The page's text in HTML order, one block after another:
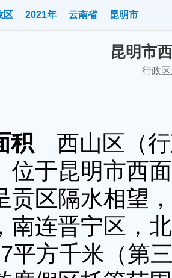
区 2021年 云南省 昆明市
昆明市
行政
积 西山区（行
位于昆明市西
贡区隔水相望
南连晋宁区，
平方千米（第